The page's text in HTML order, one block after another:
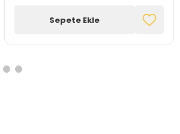
Sepete Ekle